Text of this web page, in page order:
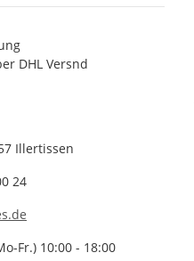
DHL Versnd
Illertissen
24
Fr.) 10:00 - 18:00